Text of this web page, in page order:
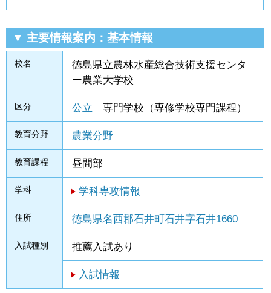
▼ 主要情報案内：基本情報
校名
徳島県立農林水産総合技術支援センタ
ー農業大学校
区分 公立 専門学校（専修学校専門課程）
教育分野 農業分野
教育課程 昼間部
学科 学科専攻情報
住所 徳島県名西郡石井町石井字石井1660
入試種別 推薦入試あり
入試情報